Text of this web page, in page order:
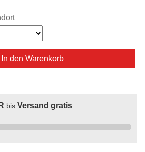
In den Warenkorb
bis Versand gratis